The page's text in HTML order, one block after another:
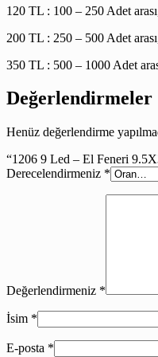
120 TL : 100 – 250 Adet
200 TL : 250 – 500 Adet
350 TL : 500 – 1000 Adet
Değerlendirmeler
Henüz değerlendirme
“1206 9 Led – El Feneri
Derecelendirmeniz *
Değerlendirmeniz *
İsim *
E-posta *